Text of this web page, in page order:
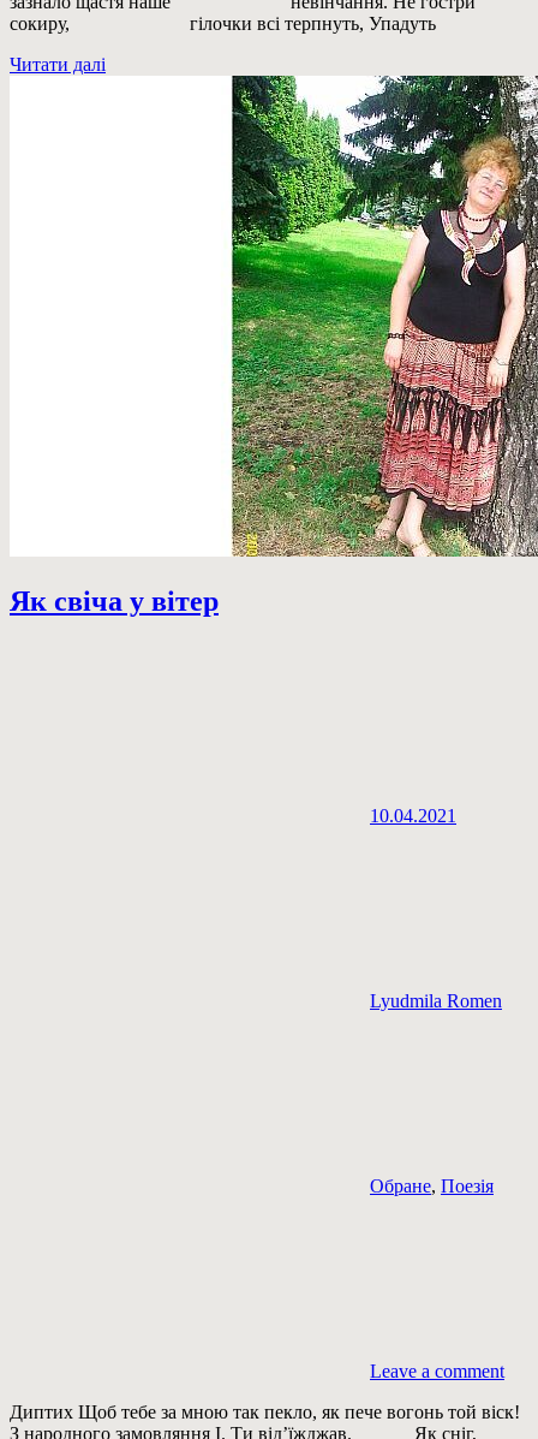
сокиру, гілочки всі терпнуть, Упадуть
Читати далі
Як свіча у вітер
10.04.2021
Lyudmila Romen
Обране, Поезія
Leave a comment
Диптих Щоб тебе за мною так пекло, як пече вогонь той віск!
З народного замовляння I. Ти від’їжджав. Як сніг,